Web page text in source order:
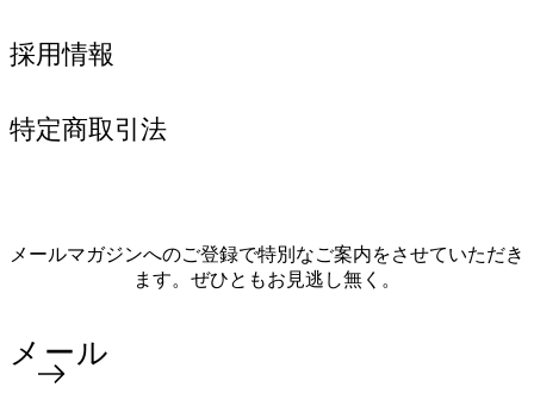
採用情報
特定商取引法
メールマガジンへのご登録で特別なご案内をさせていただき
ます。ぜひともお見逃し無く。
メール